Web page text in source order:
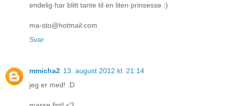
endelig har blitt tante til en liten prinsesse :)
ma-sto@hotmail.com
Svar
mmicha2 13. august 2012 kl. 21:14
jeg er med! :D